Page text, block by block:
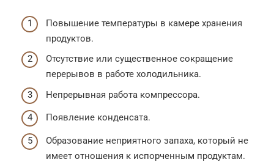
Повышение температуры в камере хранения
продуктов.
Отсутствие или существенное сокращение
перерывов в работе холодильника.
Непрерывная работа компрессора.
Появление конденсата.
Образование неприятного запаха, который не
имеет отношения к испорченным продуктам.